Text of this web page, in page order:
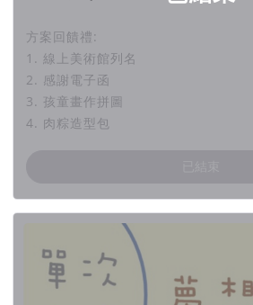
電話：04-23265755
◆ 組織名稱 : 社團法人台灣心動家族兒
◆ 統編 : 47263469
方案回饋禮:
1. 線上美術館列名
2. 感謝電子函
3. 孩童畫作拼圖
4. 肉粽造型包